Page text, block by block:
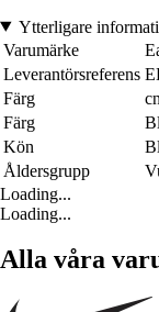
Ytterligare
Varumärke
Leverantörsreferens
Färg
Färg
Kön
Åldersgrupp
Loading...
Loading...
Alla våra